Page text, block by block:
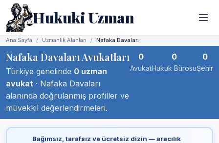
Hukuki Uzman
Ana Sayfa Uzmanlık Alanları Nafaka Davaları
Nafaka Davaları Avukatları
Türkiye genelinde 0 uzman
avukat · Nafaka Davaları
alanında doğrulanmış profiller ve
müvekkil değerlendirmeleri.
0
Avukat
0
Hukuk Bürosu
0
Şehir
Bağımsız, tarafsız ve ücretsiz dizin — aracılık